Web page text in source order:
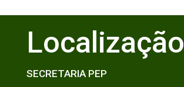
Localização
SECRETARIA PEP